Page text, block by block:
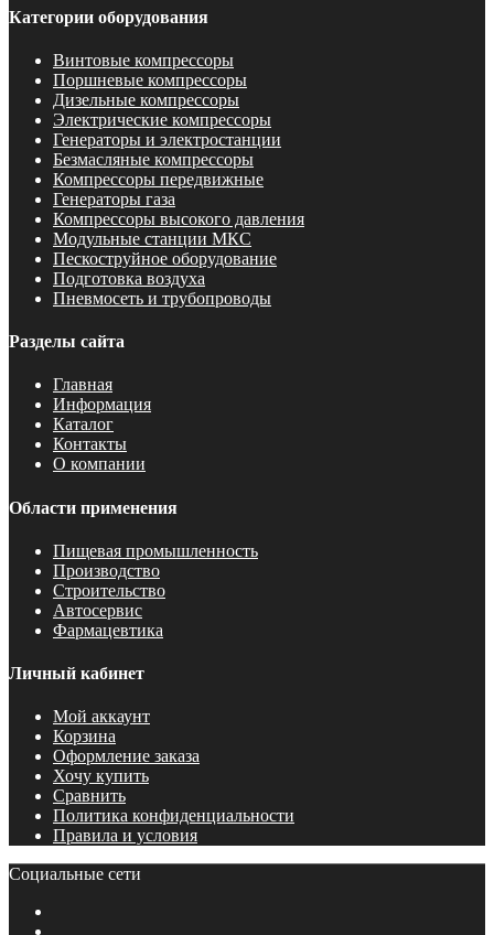
Категории оборудования
Винтовые компрессоры
Поршневые компрессоры
Дизельные компрессоры
Электрические компрессоры
Генераторы и электростанции
Безмасляные компрессоры
Компрессоры передвижные
Генераторы газа
Компрессоры высокого давления
Модульные станции МКС
Пескоструйное оборудование
Подготовка воздуха
Пневмосеть и трубопроводы
Разделы сайта
Главная
Информация
Каталог
Контакты
О компании
Области применения
Пищевая промышленность
Производство
Строительство
Автосервис
Фармацевтика
Личный кабинет
Мой аккаунт
Корзина
Оформление заказа
Хочу купить
Сравнить
Политика конфиденциальности
Правила и условия
Социальные сети